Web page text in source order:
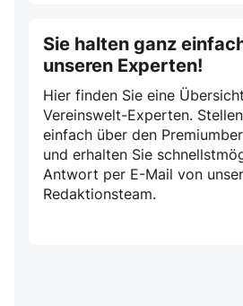
Sie halten ganz
unseren Experten!
Hier finden Sie eine
Vereinswelt-Experten.
einfach über den
und erhalten Sie
Antwort per E-Mail von
Redaktionsteam.